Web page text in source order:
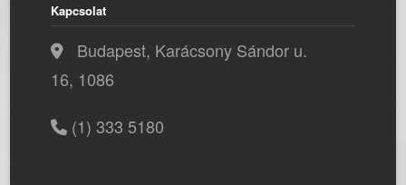
Kapcsolat
Budapest, Karácsony Sándor u.
16, 1086
(1) 333 5180